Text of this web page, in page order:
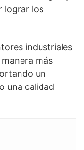
lograr los
industriales
más
un
una calidad